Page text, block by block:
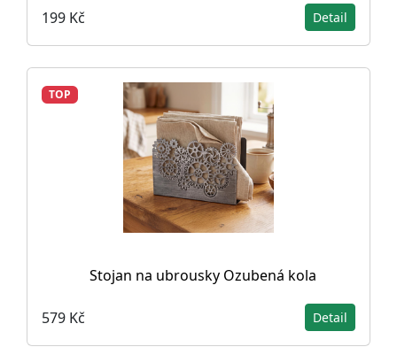
199 Kč Detail
TOP
Stojan na ubrousky Ozubená kola
579 Kč Detail